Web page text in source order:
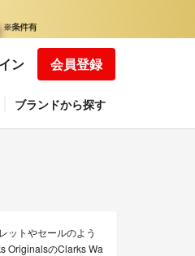
ン 会員登録
ブランドから探す
ットやセールのよう
OriginalsのClarks Wa